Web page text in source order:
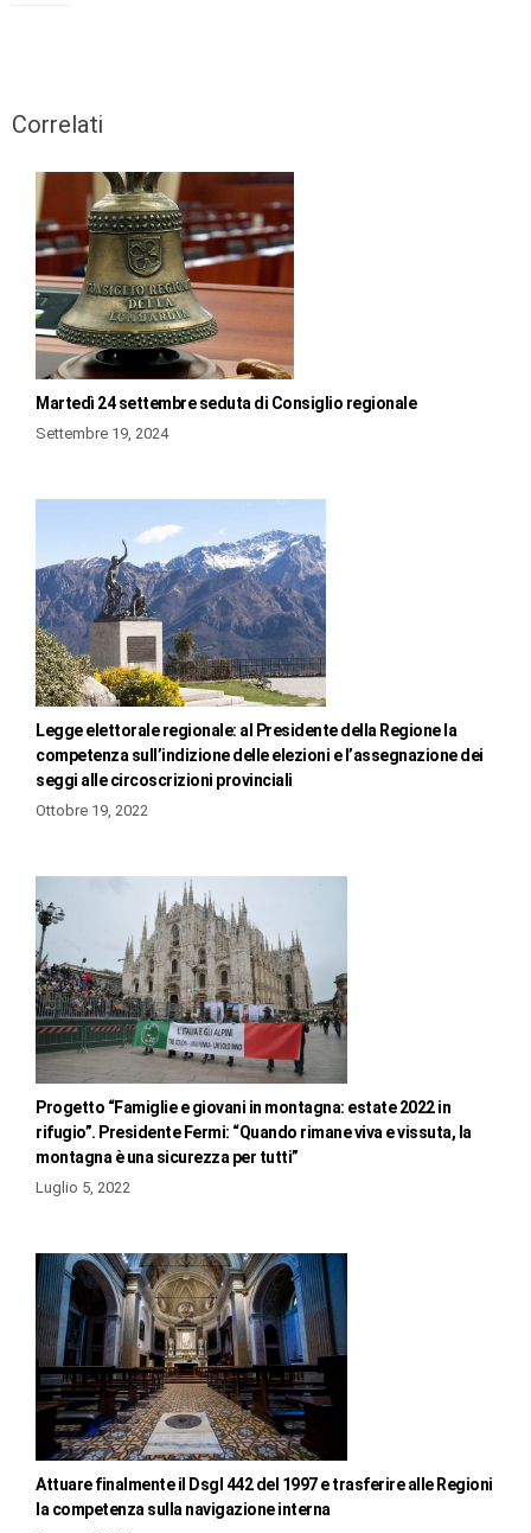
Correlati
Martedì 24 settembre seduta di Consiglio regionale
Settembre 19, 2024
Legge elettorale regionale: al Presidente della Regione la
competenza sull’indizione delle elezioni e l’assegnazione dei
seggi alle circoscrizioni provinciali
Ottobre 19, 2022
Progetto “Famiglie e giovani in montagna: estate 2022 in
rifugio”. Presidente Fermi: “Quando rimane viva e vissuta, la
montagna è una sicurezza per tutti”
Luglio 5, 2022
Attuare finalmente il Dsgl 442 del 1997 e trasferire alle Regioni
la competenza sulla navigazione interna